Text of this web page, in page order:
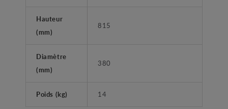
Hauteur
(mm)
815
Diamètre
(mm)
380
Poids (kg) 14